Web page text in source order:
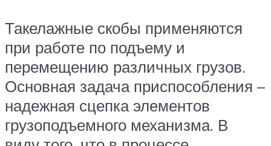
Такелажные скобы применяются
при работе по подъему и
перемещению различных грузов.
Основная задача приспособления –
надежная сцепка элементов
грузоподъемного механизма. В